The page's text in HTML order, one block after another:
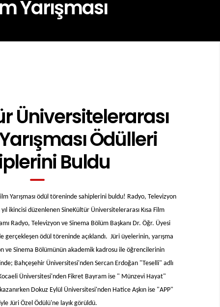
Yarışması
Film Yarışması Ödül Töreni
Üniversitelerarası
Ödülleri
Buldu
Yarışması ödül töreninde sahiplerini buldu! Radyo, Televizyon
ikincisi düzenlenen SineKültür Üniversitelerarası Kısa Film
Radyo, Televizyon ve Sinema Bölüm Başkanı Dr. Öğr. Üyesi
gerçekleşen ödül töreninde açıklandı. Jüri üyelerinin, yarışma
ve Sinema Bölümünün akademik kadrosu ile öğrencilerinin
Bahçeşehir Üniversitesi'nden Sercan Erdoğan "Teselli" adlı
Üniversitesi'nden Fikret Bayram ise " Münzevi Hayat"
Dokuz Eylül Üniversitesi'nden Hatice Aşkın ise "APP"
Jüri Özel Ödülü'ne layık görüldü.